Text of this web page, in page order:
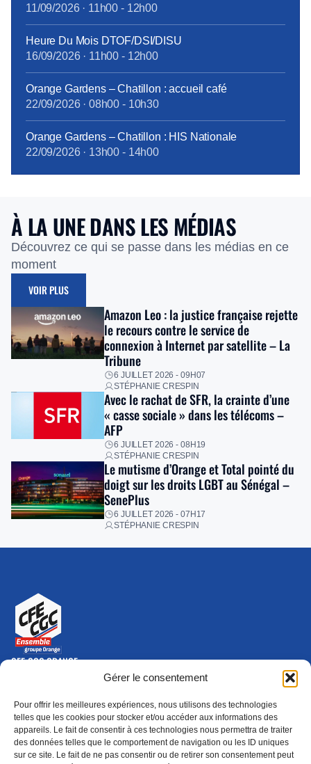
Gérer le consentement
Pour offrir les meilleures expériences, nous utilisons des technologies
telles que les cookies pour stocker et/ou accéder aux informations des
appareils. Le fait de consentir à ces technologies nous permettra de traiter
des données telles que le comportement de navigation ou les ID uniques
sur ce site. Le fait de ne pas consentir ou de retirer son consentement peut
11/09/2026· 11h00 - 12h00
Heure Du Mois DTOF/DSI/DISU
16/09/2026· 11h00 - 12h00
Orange Gardens – Chatillon : accueil café
22/09/2026· 08h00 - 10h30
Orange Gardens – Chatillon : HIS Nationale
22/09/2026· 13h00 - 14h00
À LA UNE DANS LES MÉDIAS
Découvrez ce qui se passe dans les médias en ce
moment
VOIR PLUS
Amazon Leo : la justice française rejette
le recours contre le service de
connexion à Internet par satellite – La
Tribune
6 JUILLET 2026 - 09H07
STÉPHANIE CRESPIN
Avec le rachat de SFR, la crainte d’une
« casse sociale » dans les télécoms –
AFP
6 JUILLET 2026 - 08H19
STÉPHANIE CRESPIN
Le mutisme d’Orange et Total pointé du
doigt sur les droits LGBT au Sénégal –
SenePlus
6 JUILLET 2026 - 07H17
STÉPHANIE CRESPIN
CFE-CGC ORANGE
10-12 rue Saint Amand, 75015 Paris Cedex 15
Nous contacter
01 46 79 28 74
S'ABONNER(NOUVELLE FENÊTRE)
ADHÉRER